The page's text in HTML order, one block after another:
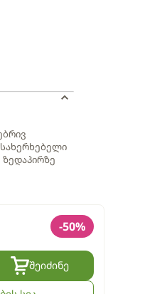
-50%
შეიძინე